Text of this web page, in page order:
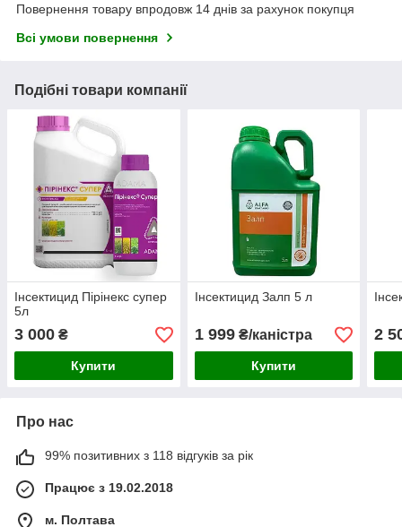
Повернення товару впродовж 14 днів за рахунок покупця
Всі умови повернення
Подібні товари компанії
Інсектицид Пірінекс супер
5л
3 000 ₴
Купити
Інсектицид Залп 5 л
1 999₴/каністра
Купити
2
Про нас
99% позитивних з 118 відгуків за рік
Працює з 19.02.2018
м. Полтава